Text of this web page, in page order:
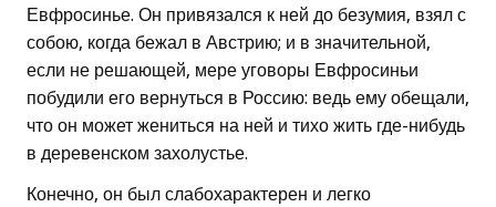
Евфросинье. Он привязался к ней до безумия, взял с
собою, когда бежал в Австрию; и в значительной,
если не решающей, мере уговоры Евфросиньи
побудили его вернуться в Россию: ведь ему обещали,
что он может жениться на ней и тихо жить где-нибудь
в деревенском захолустье.
Конечно, он был слабохарактерен и легко